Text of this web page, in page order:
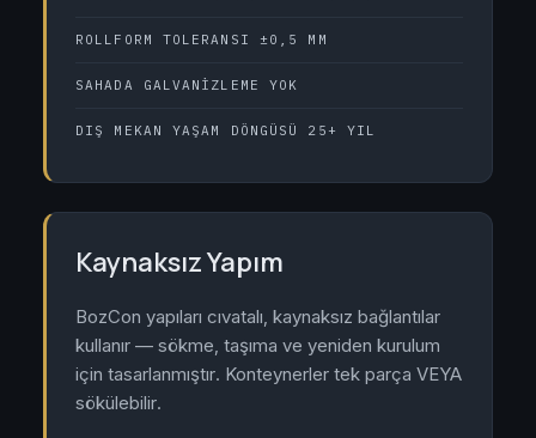
ROLLFORM TOLERANSI ±0,5 MM
SAHADA GALVANIZLEME YOK
DIŞ MEKAN YAŞAM DÖNGÜSÜ 25+ YIL
Kaynaksız Yapım
BozCon yapıları cıvatalı, kaynaksız bağlantılar
kullanır — sökme, taşıma ve yeniden kurulum
için tasarlanmıştır. Konteynerler tek parça VEYA
sökülebilir.